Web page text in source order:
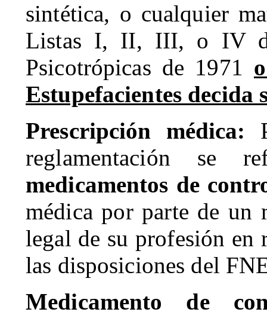
sintética, o cualquier
Listas I, II, III, o IV
Psicotrópicas de 1971
Estupefacientes decida
Prescripción médica:
reglamentación se
medicamentos de
médica por parte de un
legal de su profesión en
las disposiciones del
Medicamento de